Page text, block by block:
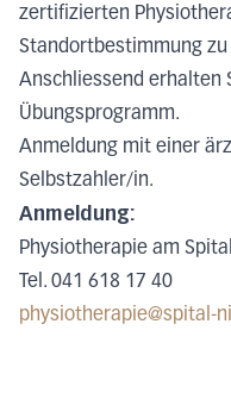
zertifizierten
Standortbestimmung
Anschliessend erhalten
Übungsprogramm.
Anmeldung mit einer
Selbstzahler/in.
Anmeldung:
Physiotherapie am
Tel. 041 618 17 40
physiotherapie@spital-